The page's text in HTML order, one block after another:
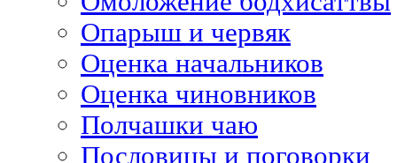
Опарыш и червяк
Оценка начальников
Оценка чиновников
Полчашки чаю
Пословицы и поговорки